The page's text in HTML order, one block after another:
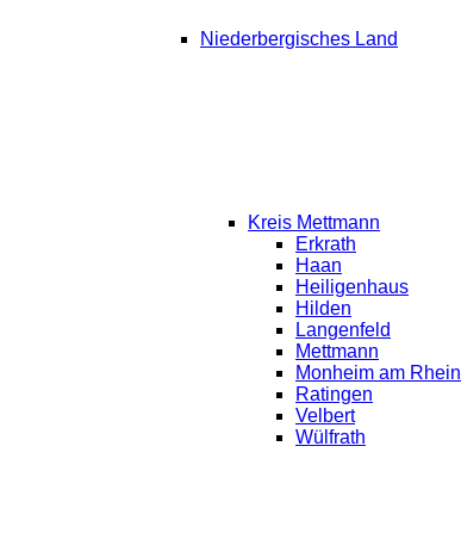
Niederbergisches Land
Kreis Mettmann
Erkrath
Haan
Heiligenhaus
Hilden
Langenfeld
Mettmann
Monheim am Rhein
Ratingen
Velbert
Wülfrath